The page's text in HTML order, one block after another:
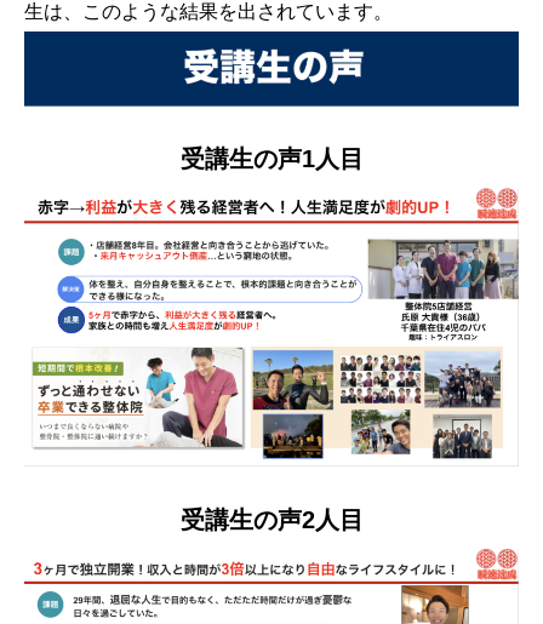
生は、このような結果を出されています。
受講生の声1人目
受講生の声2人目